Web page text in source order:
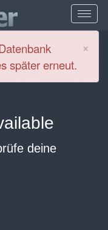
×
später erneut.
deine